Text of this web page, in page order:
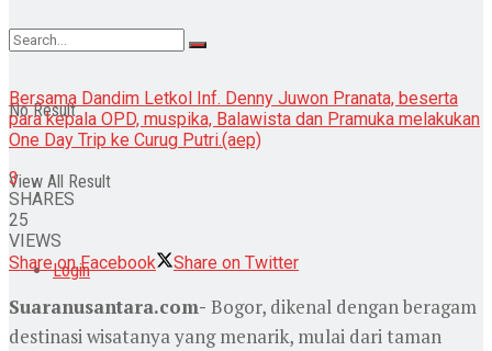
No Result
View All Result
Login
Bersama Dandim Letkol Inf. Denny Juwon Pranata, beserta
para kepala OPD, muspika, Balawista dan Pramuka melakukan
One Day Trip ke Curug Putri.(aep)
3
SHARES
25
VIEWS
Share on Facebook
Share on Twitter
Suaranusantara.com- Bogor, dikenal dengan beragam
destinasi wisatanya yang menarik, mulai dari taman